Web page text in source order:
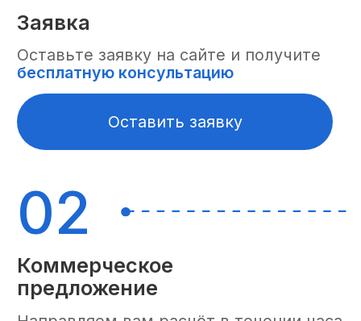
визуальный осмотр
15 ₽
Проверка товара на брак
по алгоритму
Проверка товара на
брак электроника
20 ₽
Упаковка на паллет
Стрейчевание